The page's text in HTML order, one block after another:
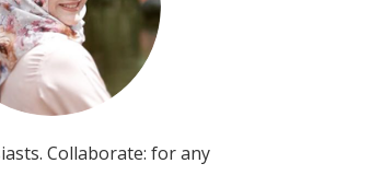
Collaborate: for any